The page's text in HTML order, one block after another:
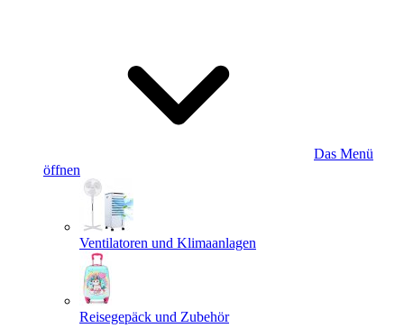
Das Menü
öffnen
Ventilatoren und Klimaanlagen
Reisegepäck und Zubehör